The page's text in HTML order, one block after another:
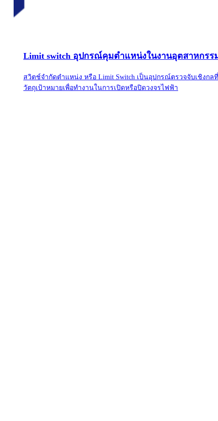
Limit switch อุปกรณ์คุมตำแหน่งในงานอุตสาหกรร
สวิตช์จำกัดตำแหน่ง หรือ Limit Switch เป็นอุปกรณ์ตรวจจับเชิงก
วัตถุเป้าหมายเพื่อทำงานในการเปิดหรือปิดวงจรไฟฟ้า